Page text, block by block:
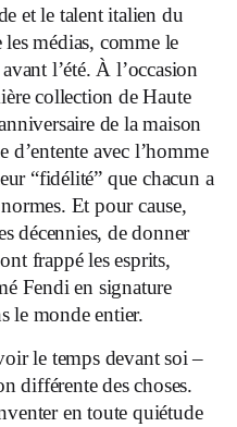
et le talent italien du
médias, comme le
l’été. À l’occasion
collection de Haute
de la maison
d’entente avec l’homme
“fidélité” que chacun a
Et pour cause,
décennies, de donner
frappé les esprits,
Fendi en signature
le monde entier.
le temps devant soi –
différente des choses.
en toute quiétude